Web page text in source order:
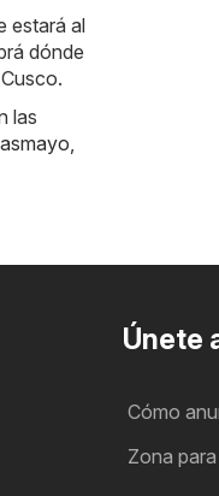
estará al
dónde
las
Únete
Cómo
Zona